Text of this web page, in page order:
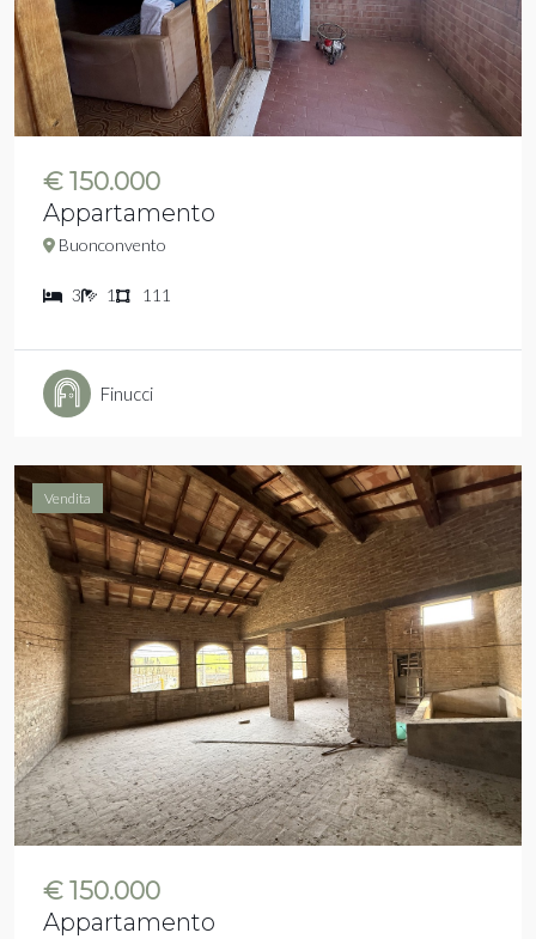
€ 150.000
Appartamento
Buonconvento
3 1 111
Finucci
Vendita
€ 150.000
Appartamento